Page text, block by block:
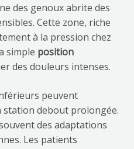
des genoux abrite des
Cette zone, riche
à la pression chez
simple position
des douleurs intenses.
peuvent
station debout prolongée.
des adaptations
Les patients